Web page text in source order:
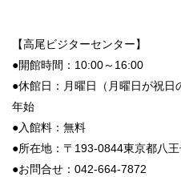
【高尾ビジターセンター】
●開館時間：10:00～16:00
●休館日：月曜日（ 月曜日が祝日
年始
●入館料：無料
●所在地：〒193-0844東京都八
●お問合せ：042-664-7872